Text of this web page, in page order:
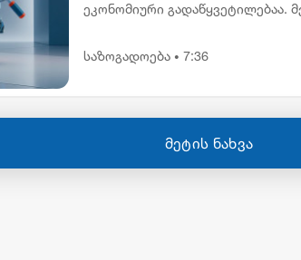
ეკონომიური გადაწყვეტილებაა.
საზოგადოება • 7:36
მეტის ნახვა